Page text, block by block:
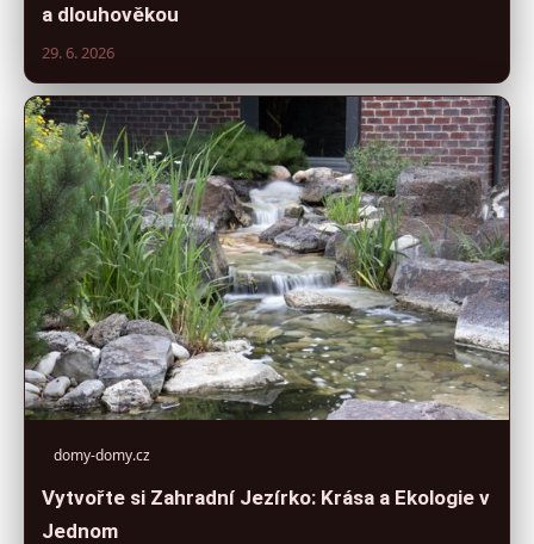
a dlouhověkou
29. 6. 2026
domy-domy.cz
Vytvořte si Zahradní Jezírko: Krása a Ekologie v
Jednom